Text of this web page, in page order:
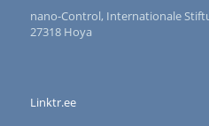
nano-Control, Internationale
27318 Hoya
Linktr.ee